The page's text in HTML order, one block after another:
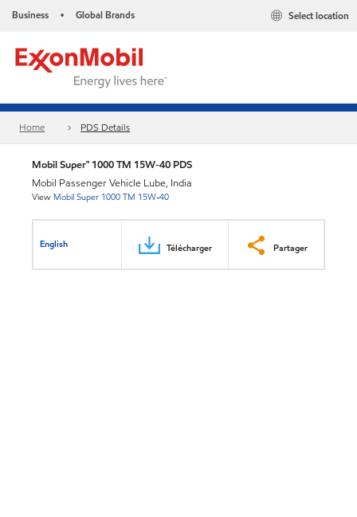
Business • Global Brands Select location
Home PDS Details
Mobil Super™ 1000 TM 15W-40 PDS
Mobil Passenger Vehicle Lube, India
View Mobil Super 1000 TM 15W-40
English Télécharger Partager